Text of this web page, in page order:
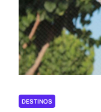
DESTINOS